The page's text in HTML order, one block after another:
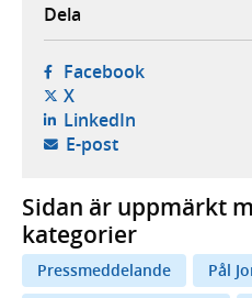
Dela
Facebook- öppnas i
X- öppnas i ny flik,
LinkedIn- öppnas i ny
E-post- öppnar din e-
Sidan är uppmärkt
kategorier
Pressmeddelande
Pål